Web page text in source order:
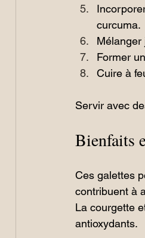
curcuma.
Mélanger
Former
Cuire à
Servir avec
Bienfaits
Ces galettes
contribuent à
La courgette
antioxydants.